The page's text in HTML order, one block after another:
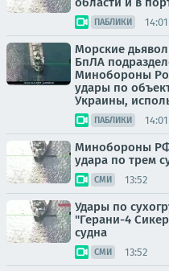
ПАБЛИКИ 14:01
Морские
БпЛА
Минобороны
удары по
Украины,
ПАБЛИКИ 14:01
Минобороны РФ
удара по трем
СМИ 13:52
Удары по
"Герани-4
судна
СМИ 13:52